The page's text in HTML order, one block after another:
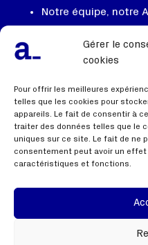
Gérer le
cookies
Pour offrir les meilleures
telles que les cookies pour
appareils. Le fait de consentir à
traiter des données telles que le
uniques sur ce site. Le fait de ne
consentement peut avoir un
caractéristiques et fonctions.
Notre équipe, notre
Contactez nous
Liens utiles
Webinaire